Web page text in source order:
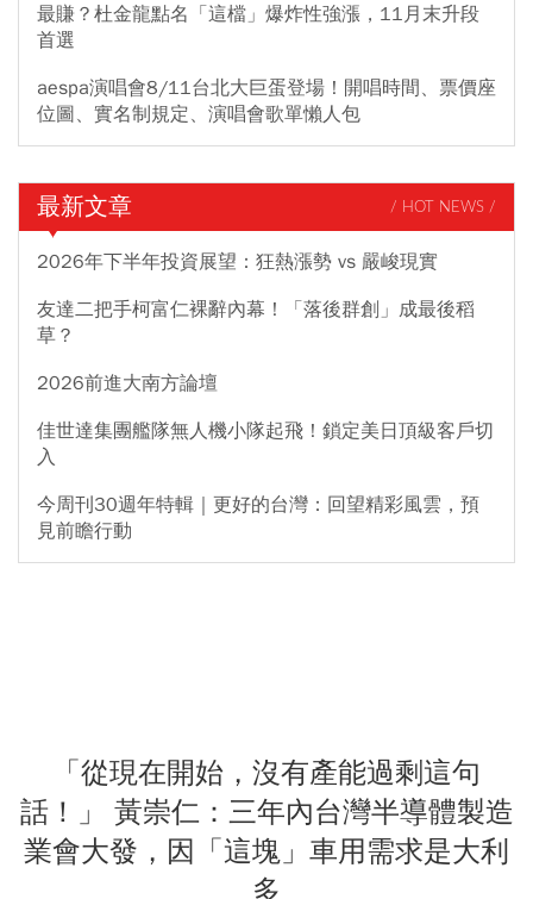
最賺？杜金龍點名「這檔」爆炸性強漲，11月末升段
首選
aespa演唱會8/11台北大巨蛋登場！開唱時間、票價座
位圖、實名制規定、演唱會歌單懶人包
最新文章 / HOT NEWS /
2026年下半年投資展望：狂熱漲勢 vs 嚴峻現實
友達二把手柯富仁裸辭內幕！「落後群創」成最後稻
草？
2026前進大南方論壇
佳世達集團艦隊無人機小隊起飛！鎖定美日頂級客戶切
入
今周刊30週年特輯｜更好的台灣：回望精彩風雲，預
見前瞻行動
「從現在開始，沒有產能過剩這句
話！」 黃崇仁：三年內台灣半導體製造
業會大發，因「這塊」車用需求是大利
多